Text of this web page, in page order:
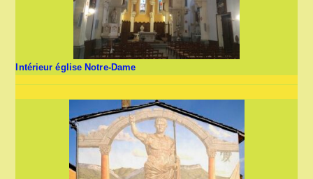
Intérieur église Notre-Dame